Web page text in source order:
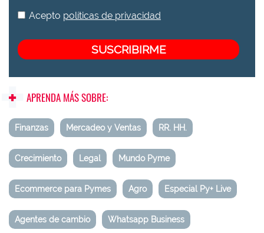
Acepto políticas de privacidad
APRENDA MÁS SOBRE:
Finanzas Mercadeo y Ventas RR. HH.
Crecimiento Legal Mundo Pyme
Ecommerce para Pymes Agro Especial Py+ Live
Agentes de cambio Whatsapp Business